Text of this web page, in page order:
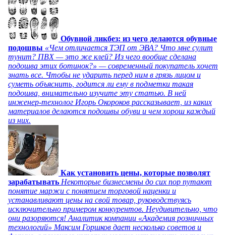
Обувной ликбез: из чего делаются обувные
подошвы «Чем отличается ТЭП от ЭВА? Что мне сулит
тунит? ПВХ — это же клей? Из чего вообще сделана
подошва этих ботинок?» — современный покупатель хочет
знать все. Чтобы не ударить перед ним в грязь лицом и
суметь объяснить, годится ли ему в подметки такая
подошва, внимательно изучите эту статью. В ней
инженер-технолог Игорь Окороков рассказывает, из каких
материалов делаются подошвы обуви и чем хорош каждый
из них.
Как установить цены, которые позволят
зарабатывать Некоторые бизнесмены до сих пор путают
понятие маржи с понятием торговой наценки и
устанавливают цены на свой товар, руководствуясь
исключительно примером конкурентов. Неудивительно, что
они разоряются! Аналитик компании «Академия розничных
технологий» Максим Горшков дает несколько советов и